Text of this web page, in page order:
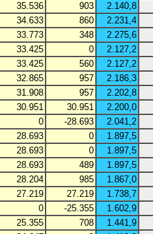
35.536 903
2.140,8
34.633 860
2.231,4
33.773 348
2.275,6
33.425 0
2.127,2
33.425 560
2.127,2
32.865 957
2.186,3
31.908 957
2.202,8
30.951 30.951
2.200,0
0 -28.693
2.041,2
28.693 0
1.897,5
28.693 0
1.897,5
28.693 489
1.897,5
28.204 985
1.867,0
27.219 27.219
1.738,7
0 -25.355
1.602,9
25.355 708
1.441,9